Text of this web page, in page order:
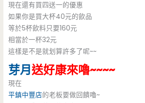
現在還有買四送一的優惠
如果你是買大杯40元的飲品
等於5杯飲料只要160元
相當於一杯32元
這樣是不是就划算許多了呢~~
芽月送好康來嚕~~~~
現在
平鎮中豐店的老板要做回饋嚕~